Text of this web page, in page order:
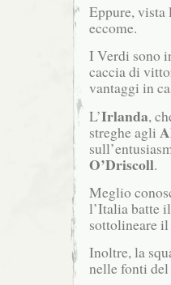
Eppure, vista
eccome.
I Verdi sono
caccia di
vantaggi in
L’Irlanda,
streghe agli
O’Driscoll.
Meglio
l’Italia batte
sottolineare
Inoltre, la
nelle fonti